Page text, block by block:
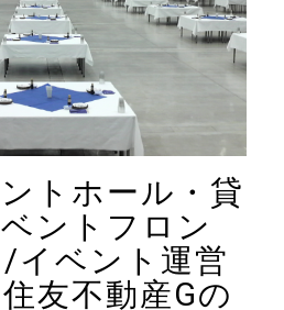
ントホール・貸
ントフロン
イベント運営
友不動産Gの